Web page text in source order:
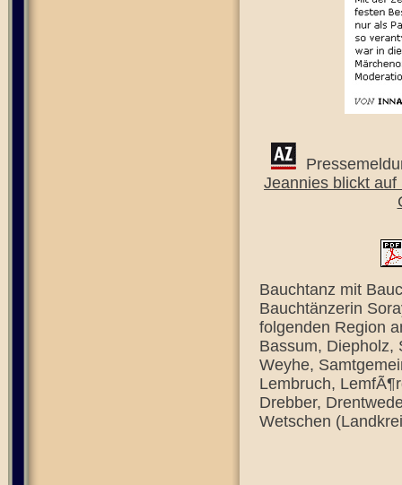
Jeannies blickt
Bauchtanz mit
Bauchtänzerin
folgenden Region
Bassum, Diepholz,
Weyhe,
Lembruch,
Drebber,
Wetschen